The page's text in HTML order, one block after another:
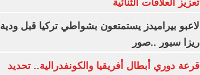
تعزيز العلاقات الثنائية
لاعبو بيراميدز يستمتعون بشواطي تركيا قبل ودية
ريزا سبور ..صور
قرعة دوري أبطال أفريقيا والكونفدرالية.. تحديد